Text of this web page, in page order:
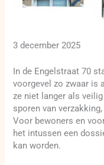
3 december 2025
In de Engelstraat 70
voorgevel zo zwaar is
ze niet langer als
sporen van
Voor bewoners en
het intussen een
kan worden.